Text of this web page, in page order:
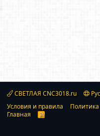
СВЕТЛАЯ CNC3018.ru
Условия и правила
Главная
R
S